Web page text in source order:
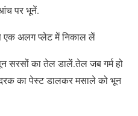
पर भूनें.
एक अलग प्लेट में निकाल लें
सरसों का तेल डालें.तेल जब गर्म हो
का पेस्ट डालकर मसाले को भून